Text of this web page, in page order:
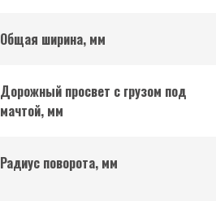
Общая ширина, мм
Дорожный просвет с грузом под
мачтой, мм
Радиус поворота, мм